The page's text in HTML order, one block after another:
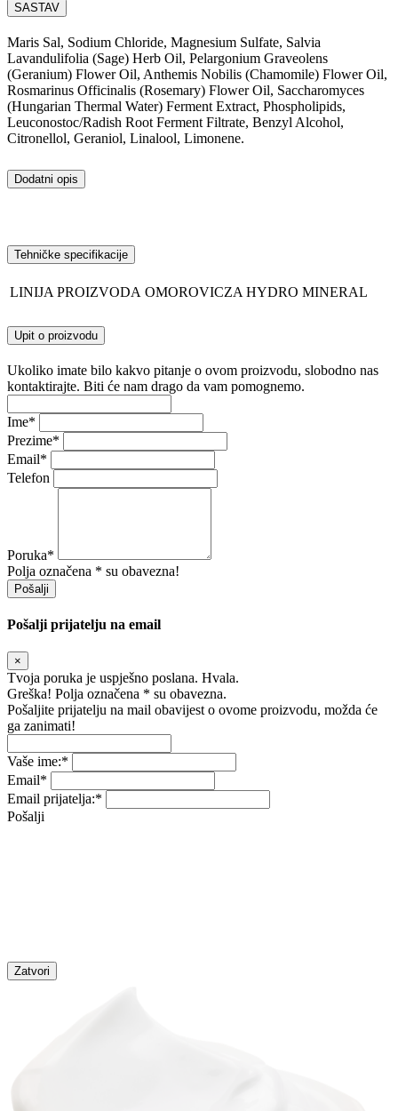
SASTAV
Maris Sal, Sodium Chloride, Magnesium Sulfate, Salvia
Lavandulifolia (Sage) Herb Oil, Pelargonium Graveolens
(Geranium) Flower Oil, Anthemis Nobilis (Chamomile) Flower Oil,
Rosmarinus Officinalis (Rosemary) Flower Oil, Saccharomyces
(Hungarian Thermal Water) Ferment Extract, Phospholipids,
Leuconostoc/Radish Root Ferment Filtrate, Benzyl Alcohol,
Citronellol, Geraniol, Linalool, Limonene.
Dodatni opis
Tehničke specifikacije
LINIJA PROIZVODA OMOROVICZA HYDRO MINERAL
Upit o proizvodu
Ukoliko imate bilo kakvo pitanje o ovom proizvodu, slobodno nas
kontaktirajte. Biti će nam drago da vam pomognemo.
Ime*
Prezime*
Email*
Telefon
Poruka*
Polja označena * su obavezna!
Pošalji
Pošalji prijatelju na email
×
Tvoja poruka je uspješno poslana. Hvala.
Greška! Polja označena * su obavezna.
Pošaljite prijatelju na mail obavijest o ovome proizvodu, možda će
ga zanimati!
Vaše ime:*
Email*
Email prijatelja:*
Pošalji
Zatvori